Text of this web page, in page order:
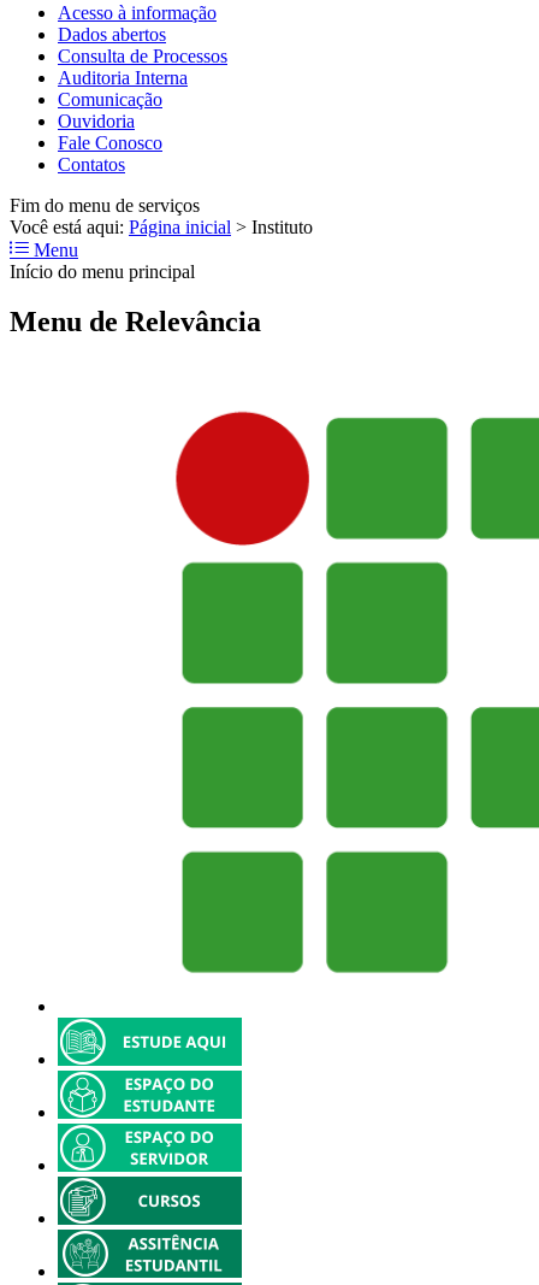
Acesso à informação
Dados abertos
Consulta de Processos
Auditoria Interna
Comunicação
Ouvidoria
Fale Conosco
Contatos
Fim do menu de serviços
Você está aqui: Página inicial > Instituto
Menu
Início do menu principal
Menu de Relevância